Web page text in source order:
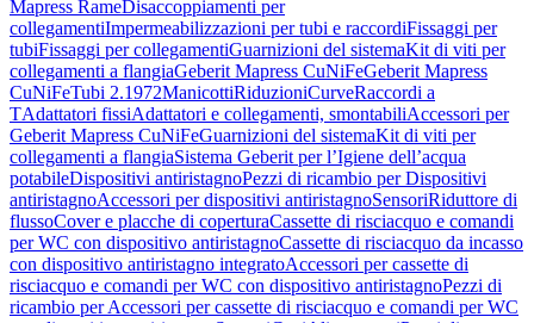
Mapress RameDisaccoppiamenti per
collegamentiImpermeabilizzazioni per tubi e raccordiFissaggi per
tubiFissaggi per collegamentiGuarnizioni del sistemaKit di viti per
collegamenti a flangiaGeberit Mapress CuNiFeGeberit Mapress
CuNiFeTubi 2.1972ManicottiRiduzioniCurveRaccordi a
TAdattatori fissiAdattatori e collegamenti, smontabiliAccessori per
Geberit Mapress CuNiFeGuarnizioni del sistemaKit di viti per
collegamenti a flangiaSistema Geberit per l’Igiene dell’acqua
potabileDispositivi antiristagnoPezzi di ricambio per Dispositivi
antiristagnoAccessori per dispositivi antiristagnoSensoriRiduttore di
flussoCover e placche di coperturaCassette di risciacquo e comandi
per WC con dispositivo antiristagnoCassette di risciacquo da incasso
con dispositivo antiristagno integratoAccessori per cassette di
risciacquo e comandi per WC con dispositivo antiristagnoPezzi di
ricambio per Accessori per cassette di risciacquo e comandi per WC